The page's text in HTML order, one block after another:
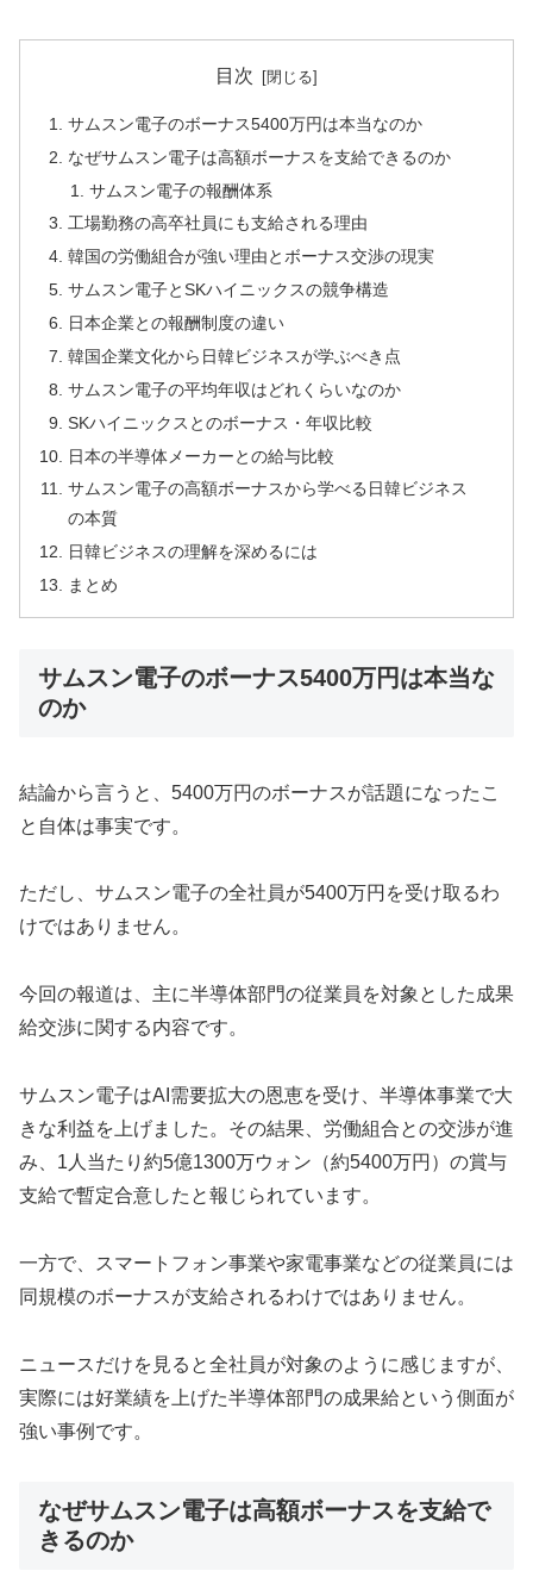
目次
サムスン電子のボーナス5400万円は本当なのか
なぜサムスン電子は高額ボーナスを支給できるのか
サムスン電子の報酬体系
工場勤務の高卒社員にも支給される理由
韓国の労働組合が強い理由とボーナス交渉の現実
サムスン電子とSKハイニックスの競争構造
日本企業との報酬制度の違い
韓国企業文化から日韓ビジネスが学ぶべき点
サムスン電子の平均年収はどれくらいなのか
SKハイニックスとのボーナス・年収比較
日本の半導体メーカーとの給与比較
サムスン電子の高額ボーナスから学べる日韓ビジネス
の本質
日韓ビジネスの理解を深めるには
まとめ
サムスン電子のボーナス5400万円は本当な
のか
結論から言うと、5400万円のボーナスが話題になったこ
と自体は事実です。
ただし、サムスン電子の全社員が5400万円を受け取るわ
けではありません。
今回の報道は、主に半導体部門の従業員を対象とした成果
給交渉に関する内容です。
サムスン電子はAI需要拡大の恩恵を受け、半導体事業で大
きな利益を上げました。その結果、労働組合との交渉が進
み、1人当たり約5億1300万ウォン（約5400万円）の賞与
支給で暫定合意したと報じられています。
一方で、スマートフォン事業や家電事業などの従業員には
同規模のボーナスが支給されるわけではありません。
ニュースだけを見ると全社員が対象のように感じますが、
実際には好業績を上げた半導体部門の成果給という側面が
強い事例です。
なぜサムスン電子は高額ボーナスを支給で
きるのか